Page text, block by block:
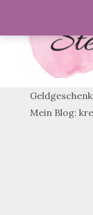
springen
Mein Blog: